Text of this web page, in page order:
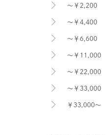
～￥2,200
～￥4,400
～￥6,600
～￥11,000
～￥22,000
～￥33,000
￥33,000～